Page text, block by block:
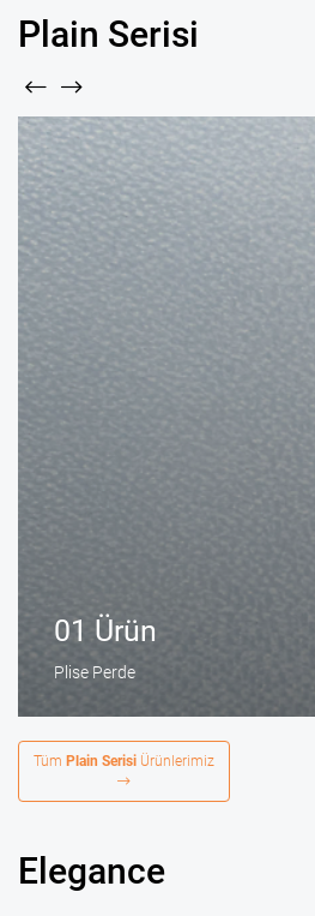
Plain Serisi
01 Ürün
Plise Perde
Tüm Plain Serisi Ürünlerimiz
Elegance